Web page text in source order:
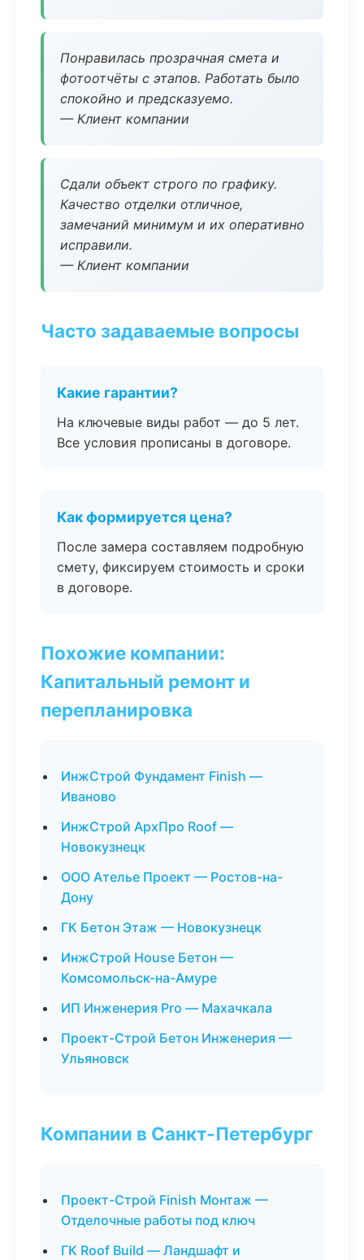
Понравилась прозрачная смета и
фотоотчёты с этапов. Работать было
спокойно и предсказуемо.
— Клиент компании
Сдали объект строго по графику.
Качество отделки отличное,
замечаний минимум и их оперативно
исправили.
— Клиент компании
Часто задаваемые вопросы
Какие гарантии?
На ключевые виды работ — до 5 лет.
Все условия прописаны в договоре.
Как формируется цена?
После замера составляем подробную
смету, фиксируем стоимость и сроки
в договоре.
Похожие компании:
Капитальный ремонт и
перепланировка
ИнжСтрой Фундамент Finish —
Иваново
ИнжСтрой АрхПро Roof —
Новокузнецк
ООО Ателье Проект — Ростов-на-
Дону
ГК Бетон Этаж — Новокузнецк
ИнжСтрой House Бетон —
Комсомольск-на-Амуре
ИП Инженерия Pro — Махачкала
Проект-Строй Бетон Инженерия —
Ульяновск
Компании в Санкт-Петербург
Проект-Строй Finish Монтаж —
Отделочные работы под ключ
ГК Roof Build — Ландшафт и